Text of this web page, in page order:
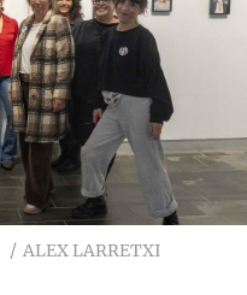
ALEX LARRETXI